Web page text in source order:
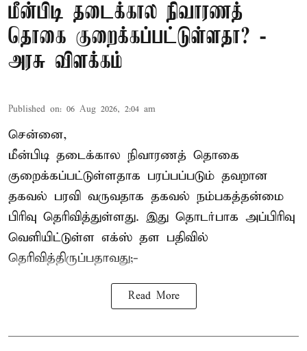
மீன்பிடி தடைக்கால நிவாரணத்
தொகை குறைக்கப்பட்டுள்ளதா? -
அரசு விளக்கம்
Published on: 06 Aug 2026, 2:04 am
சென்னை,
மீன்பிடி தடைக்கால நிவாரணத் தொகை
குறைக்கப்பட்டுள்ளதாக பரப்பப்படும் தவறான
தகவல் பரவி வருவதாக தகவல் நம்பகத்தன்மை
பிரிவு தெரிவித்துள்ளது. இது தொடர்பாக அப்பிரிவு
வெளியிட்டுள்ள எக்ஸ் தள பதிவில்
தெரிவித்திருப்பதாவது;-
Read More